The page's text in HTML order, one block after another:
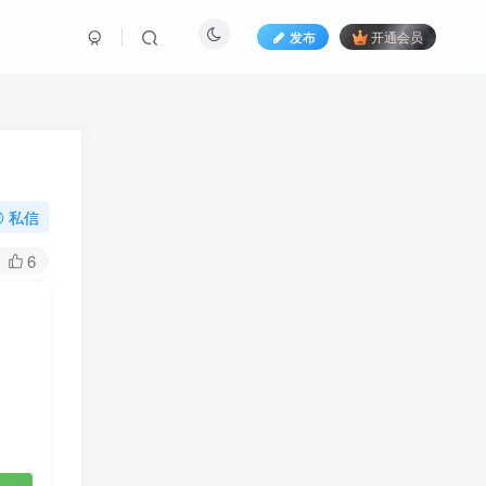
发布 开通会员
私信
6